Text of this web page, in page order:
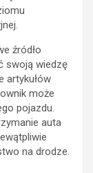
źródło
swoją wiedzę
artykułów
może
pojazdu.
auta
na drodze.